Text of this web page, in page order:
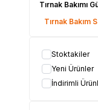
Tırnak Bakımı
Tırnak Bakım
Stoktakiler
Yeni Ürünler
İndirimli